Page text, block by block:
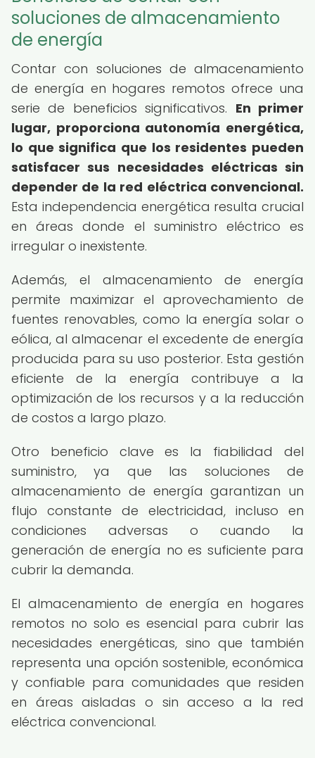
soluciones de almacenamiento
de energía
Contar con soluciones de almacenamiento
de energía en hogares remotos ofrece una
serie de beneficios significativos. En primer
lugar, proporciona autonomía energética,
lo que significa que los residentes pueden
satisfacer sus necesidades eléctricas sin
depender de la red eléctrica convencional.
Esta independencia energética resulta crucial
en áreas donde el suministro eléctrico es
irregular o inexistente.
Además, el almacenamiento de energía
permite maximizar el aprovechamiento de
fuentes renovables, como la energía solar o
eólica, al almacenar el excedente de energía
producida para su uso posterior. Esta gestión
eficiente de la energía contribuye a la
optimización de los recursos y a la reducción
de costos a largo plazo.
Otro beneficio clave es la fiabilidad del
suministro, ya que las soluciones de
almacenamiento de energía garantizan un
flujo constante de electricidad, incluso en
condiciones adversas o cuando la
generación de energía no es suficiente para
cubrir la demanda.
El almacenamiento de energía en hogares
remotos no solo es esencial para cubrir las
necesidades energéticas, sino que también
representa una opción sostenible, económica
y confiable para comunidades que residen
en áreas aisladas o sin acceso a la red
eléctrica convencional.